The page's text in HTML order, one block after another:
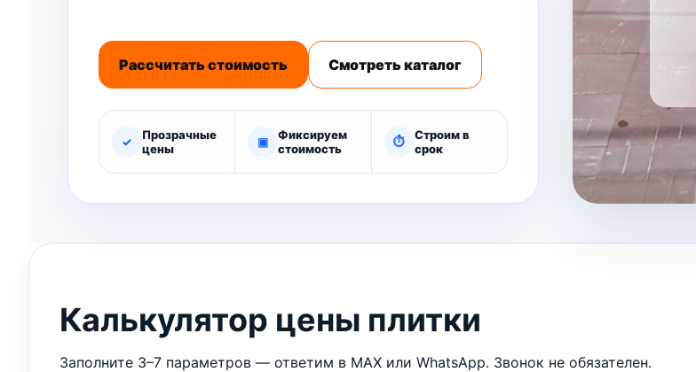
Рассчитать стоимость Смотреть каталог
✓
Прозрачные
цены
▣
Фиксируем
стоимость
⏱
Строим в
срок
Калькулятор цены плитки
Заполните 3–7 параметров — ответим в MAX или WhatsApp. Звонок не обязателен.